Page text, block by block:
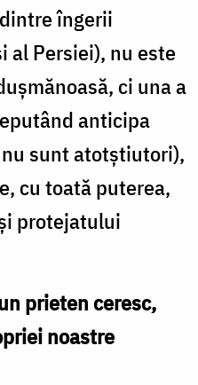
îngerii
al Persiei), nu este
ci una a
anticipa
sunt atotştiutori),
cu toată puterea,
protejatului
prieten ceresc,
noastre